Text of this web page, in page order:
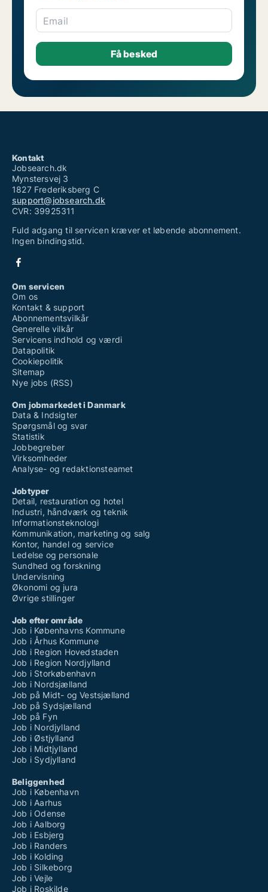
Email
Kontakt
Jobsearch.dk
Mynstersvej 3
1827 Frederiksberg C
support@jobsearch.dk
CVR: 39925311
Fuld adgang til servicen kræver et løbende abonnement.
Ingen bindingstid.
Om servicen
Om os
Kontakt & support
Abonnementsvilkår
Generelle vilkår
Servicens indhold og værdi
Datapolitik
Cookiepolitik
Sitemap
Nye jobs (RSS)
Om jobmarkedet i Danmark
Data & Indsigter
Spørgsmål og svar
Statistik
Jobbegreber
Virksomheder
Analyse- og redaktionsteamet
Jobtyper
Detail, restauration og hotel
Industri, håndværk og teknik
Informationsteknologi
Kommunikation, marketing og salg
Kontor, handel og service
Ledelse og personale
Sundhed og forskning
Undervisning
Økonomi og jura
Øvrige stillinger
Job efter område
Job i Københavns Kommune
Job i Århus Kommune
Job i Region Hovedstaden
Job i Region Nordjylland
Job i Storkøbenhavn
Job i Nordsjælland
Job på Midt- og Vestsjælland
Job på Sydsjælland
Job på Fyn
Job i Nordjylland
Job i Østjylland
Job i Midtjylland
Job i Sydjylland
Beliggenhed
Job i København
Job i Aarhus
Job i Odense
Job i Aalborg
Job i Esbjerg
Job i Randers
Job i Kolding
Job i Silkeborg
Job i Vejle
Job i Roskilde